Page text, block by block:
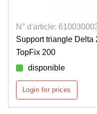
N° d'article:
Support triangle Delta
TopFix 200
disponible
Login for prices